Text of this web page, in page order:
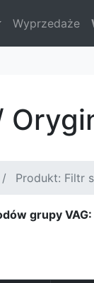
Wyprzedaże
Produkt: Filtr
grupy VAG: